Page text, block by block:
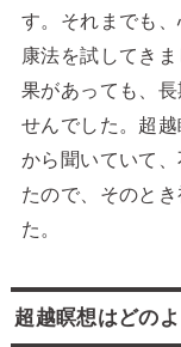
す。それまでも
康法を試してき
果があっても、
せんでした。超
から聞いていて
たので、そのと
た。
超越瞑想はどの